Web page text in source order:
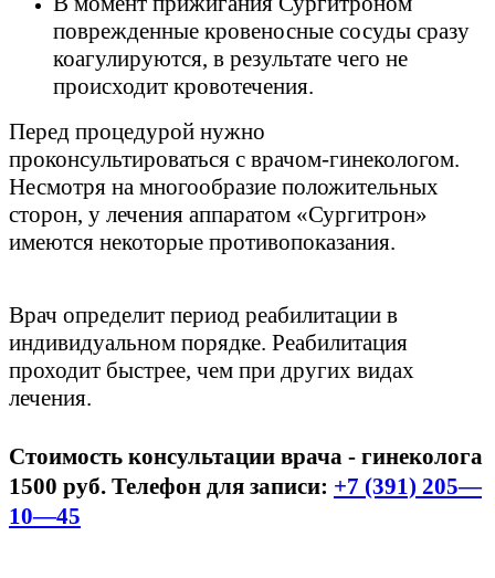
поврежденные кровеносные сосуды сразу
коагулируются, в результате чего не
происходит кровотечения.
Перед процедурой нужно
проконсультироваться с врачом-гинекологом.
Несмотря на многообразие положительных
сторон, у лечения аппаратом «Сургитрон»
имеются некоторые противопоказания.
Врач определит период реабилитации в
индивидуальном порядке. Реабилитация
проходит быстрее, чем при других видах
лечения.
Стоимость консультации врача - гинеколога
1500 руб. Телефон для записи: +7 (391) 205—
10—45